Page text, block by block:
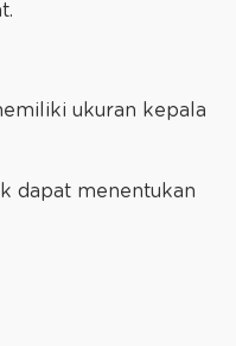
ukuran kepala
dapat menentukan